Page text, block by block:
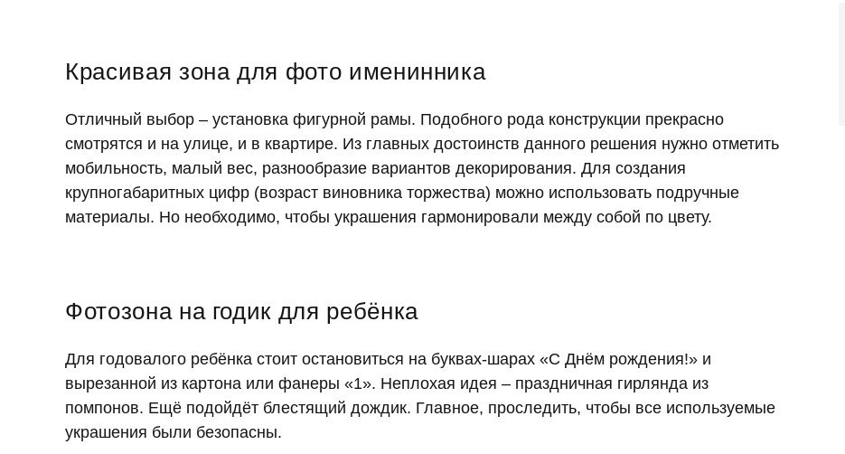
Красивая зона для фото именинника
Отличный выбор – установка фигурной рамы. Подобного рода конструкции прекрасно
смотрятся и на улице, и в квартире. Из главных достоинств данного решения нужно отметить
мобильность, малый вес, разнообразие вариантов декорирования. Для создания
крупногабаритных цифр (возраст виновника торжества) можно использовать подручные
материалы. Но необходимо, чтобы украшения гармонировали между собой по цвету.
Фотозона на годик для ребёнка
Для годовалого ребёнка стоит остановиться на буквах-шарах «С Днём рождения!» и
вырезанной из картона или фанеры «1». Неплохая идея – праздничная гирлянда из
помпонов. Ещё подойдёт блестящий дождик. Главное, проследить, чтобы все используемые
украшения были безопасны.